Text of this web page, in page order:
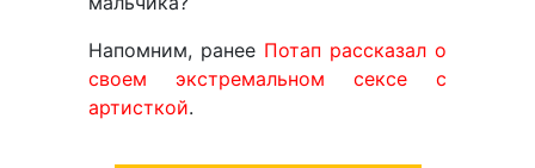
Напомним, ранее Потап рассказал о
своем экстремальном сексе с
артисткой.